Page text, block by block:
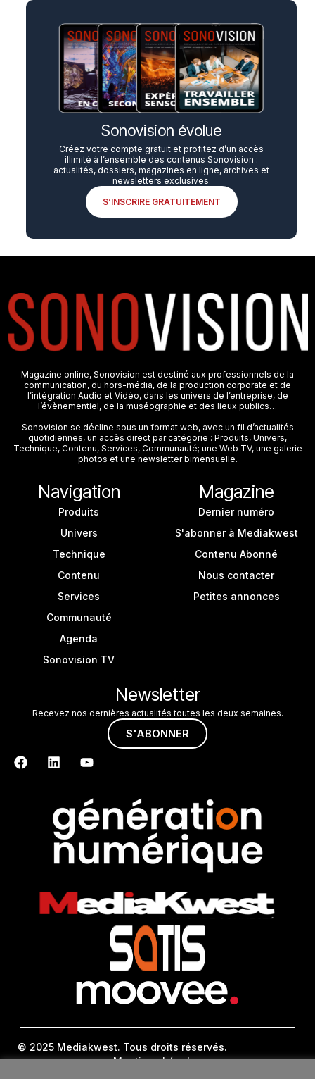
Sonovision évolue
Créez votre compte gratuit et profitez d’un accès
illimité à l’ensemble des contenus Sonovision :
actualités, dossiers, magazines en ligne, archives et
newsletters exclusives.
S’INSCRIRE GRATUITEMENT
Magazine online, Sonovision est destiné aux professionnels de la
communication, du hors-média, de la production corporate et de
l’intégration Audio et Vidéo, dans les univers de l’entreprise, de
l’évènementiel, de la muséographie et des lieux publics…
Sonovision se décline sous un format web, avec un fil d’actualités
quotidiennes, un accès direct par catégorie : Produits, Univers,
Technique, Contenu, Services, Communauté; une Web TV, une galerie
photos et une newsletter bimensuelle.
Navigation
Produits
Univers
Technique
Contenu
Services
Communauté
Agenda
Sonovision TV
Magazine
Dernier numéro
S'abonner à Mediakwest
Contenu Abonné
Nous contacter
Petites annonces
Newsletter
Recevez nos dernières actualités toutes les deux semaines.
S'ABONNER
© 2025 Mediakwest. Tous droits réservés.
Mentions Légales